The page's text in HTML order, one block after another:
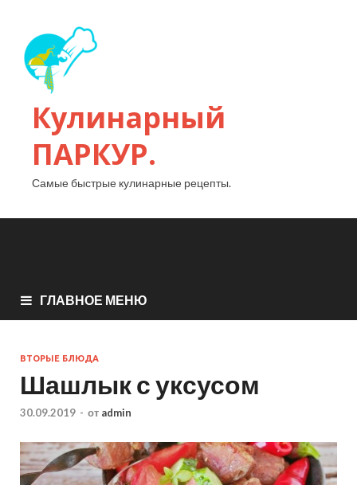
Кулинарный
ПАРКУР.
Самые быстрые кулинарные рецепты.
ГЛАВНОЕ МЕНЮ
ВТОРЫЕ БЛЮДА
Шашлык с уксусом
30.09.2019 - от admin